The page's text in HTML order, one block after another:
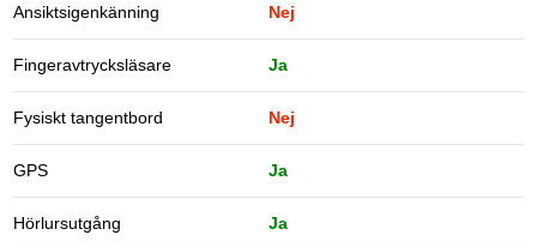
Ansiktsigenkänning Nej
Fingeravtrycksläsare Ja
Fysiskt tangentbord Nej
GPS Ja
Hörlursutgång Ja